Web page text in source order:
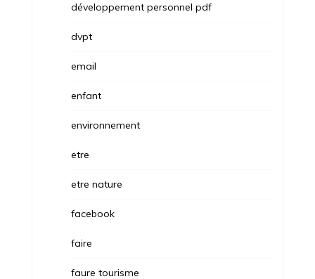
développement personnel pdf
dvpt
email
enfant
environnement
etre
etre nature
facebook
faire
faure tourisme